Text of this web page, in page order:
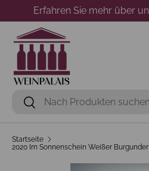
Direkt zum Inhalt
Erfahren Sie mehr über
Suchen
Suchen
Startseite
2020 Im Sonnenschein Weißer